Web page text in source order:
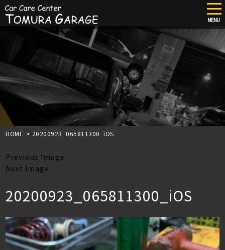
content
MENU
HOME > 20200923_065811300_iOS
Previous Image
Next Image
20200923_065811300_iOS